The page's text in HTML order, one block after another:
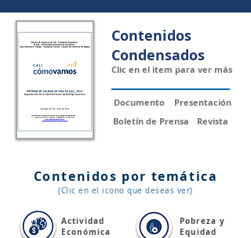
Contenidos
Condensados
Clic en el item para ver más
Documento
Presentación
Boletín de Prensa
Revista
Contenidos por temática
(Clic en el icono que deseas ver)
Actividad
Económica
Pobreza y
Equidad